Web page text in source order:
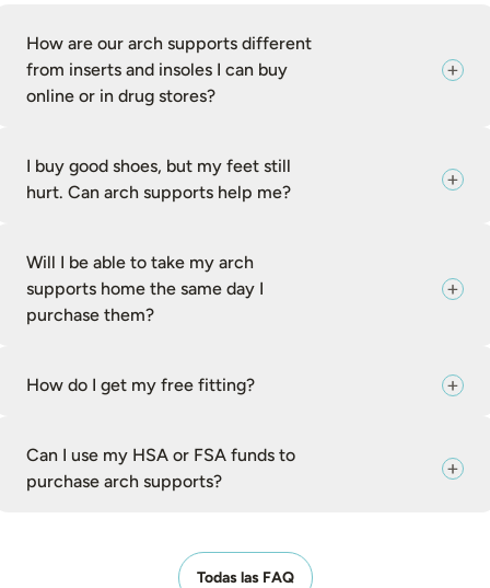
How are our arch supports different
from inserts and insoles I can buy
online or in drug stores?
I buy good shoes, but my feet still
hurt. Can arch supports help me?
Will I be able to take my arch
supports home the same day I
purchase them?
How do I get my free fitting?
Can I use my HSA or FSA funds to
purchase arch supports?
Todas las FAQ